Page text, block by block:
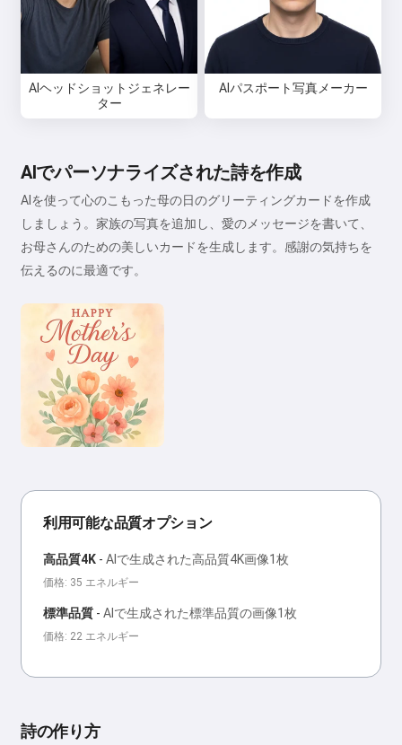
AIヘッドショットジェネレー
ター
AIパスポート写真メーカー
AIでパーソナライズされた詩を作成
AIを使って心のこもった母の日のグリーティングカードを作成
しましょう。家族の写真を追加し、愛のメッセージを書いて、
お母さんのための美しいカードを生成します。感謝の気持ちを
伝えるのに最適です。
利用可能な品質オプション
高品質4K - AIで生成された高品質4K画像1枚
価格: 35 エネルギー
標準品質 - AIで生成された標準品質の画像1枚
価格: 22 エネルギー
詩の作り方